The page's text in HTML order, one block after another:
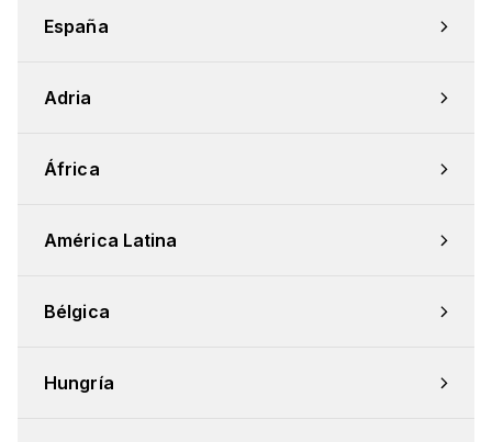
España
Adria
África
América Latina
Bélgica
Hungría